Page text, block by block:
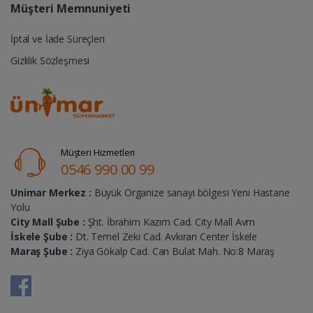
Müşteri Memnuniyeti
İptal ve İade Süreçleri
Gizlilik Sözleşmesi
Müşteri Hizmetleri
0546 990 00 99
Unimar Merkez : Büyük Organize sanayi bölgesi Yeni Hastane
Yolu
City Mall Şube : Şht. İbrahim Kazım Cad. City Mall Avm
İskele Şube : Dt. Temel Zeki Cad. Avkıran Center İskele
Maraş Şube : Ziya Gökalp Cad. Can Bulat Mah. No:8 Maraş